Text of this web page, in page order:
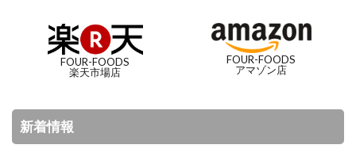
FOUR-FOODS
楽天市場店
FOUR-FOODS
アマゾン店
新着情報